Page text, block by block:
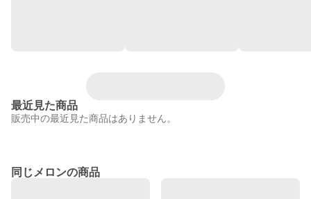
最近見た商品
販売中の最近見た商品はありません。
同じメロンの商品